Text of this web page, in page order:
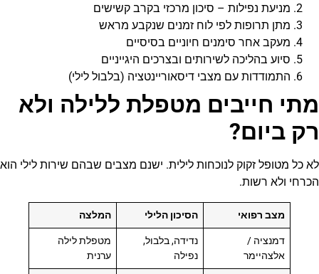
מניעת נפילות – סיכון מרכזי בקרב קשישים
מתן תרופות לפי לוח זמנים שנקבע מראש
מעקב אחר סימנים חיוניים בסיסיים
סיוע בהליכה לשירותים ובצרכים היגייניים
התמודדות עם מצבי דיסאוריינטציה (בלבול לילי)
מתי חייבים מטפלת ללילה ולא
רק ביום?
לא כל מטופל זקוק לנוכחות לילית. ישנם מצבים שבהם שירות לילי הוא
הכרחי ולא רשות.
מצב רפואי הסיכון הלילי המלצה
דמנציה /
אלצהיימר
נדידה, בלבול,
נפילה
מטפלת לילה
ערנית